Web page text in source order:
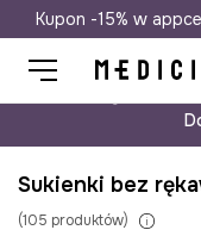
Kupon -15% w
Sukienki bez
(105 produktów)